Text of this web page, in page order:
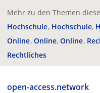
Mehr zu den Themen
Hochschule Hochschule
Online Online Online
Rechtliches
open-access.network